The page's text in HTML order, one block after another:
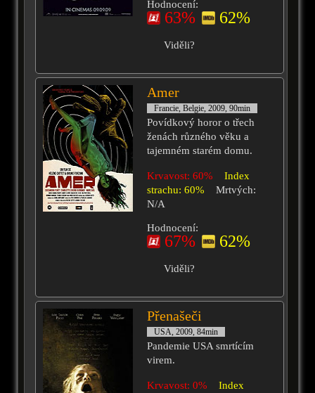
Hodnocení:
63% 62%
Viděli?
Amer
Francie, Belgie, 2009, 90min
Povídkový horor o třech
ženách různého věku a
tajemném starém domu.
Krvavost: 60%
Index
strachu: 60%
Mrtvých:
N/A
Hodnocení:
67% 62%
Viděli?
Přenašeči
USA, 2009, 84min
Pandemie USA smrtícím
virem.
Krvavost: 0%
Index